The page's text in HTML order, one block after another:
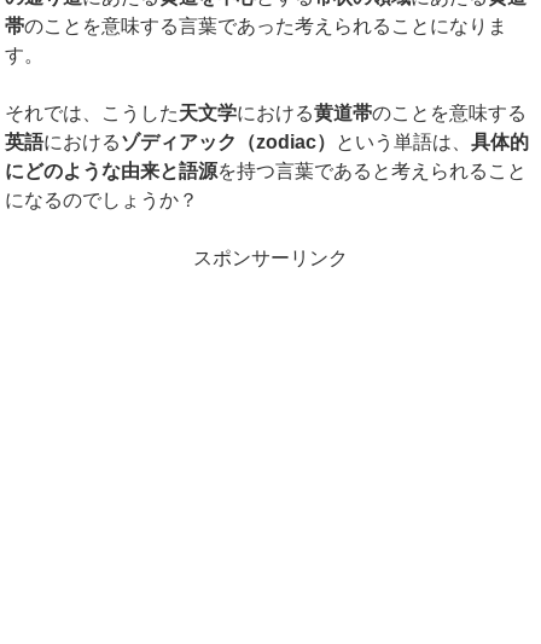
帯のことを意味する言葉であった考えられることになりま
す。
それでは、こうした天文学における黄道帯のことを意味する
英語におけるゾディアック（zodiac） という単語は、具体的
にどのような由来と語源を持つ言葉であると考えられること
になるのでしょうか？
スポンサーリンク